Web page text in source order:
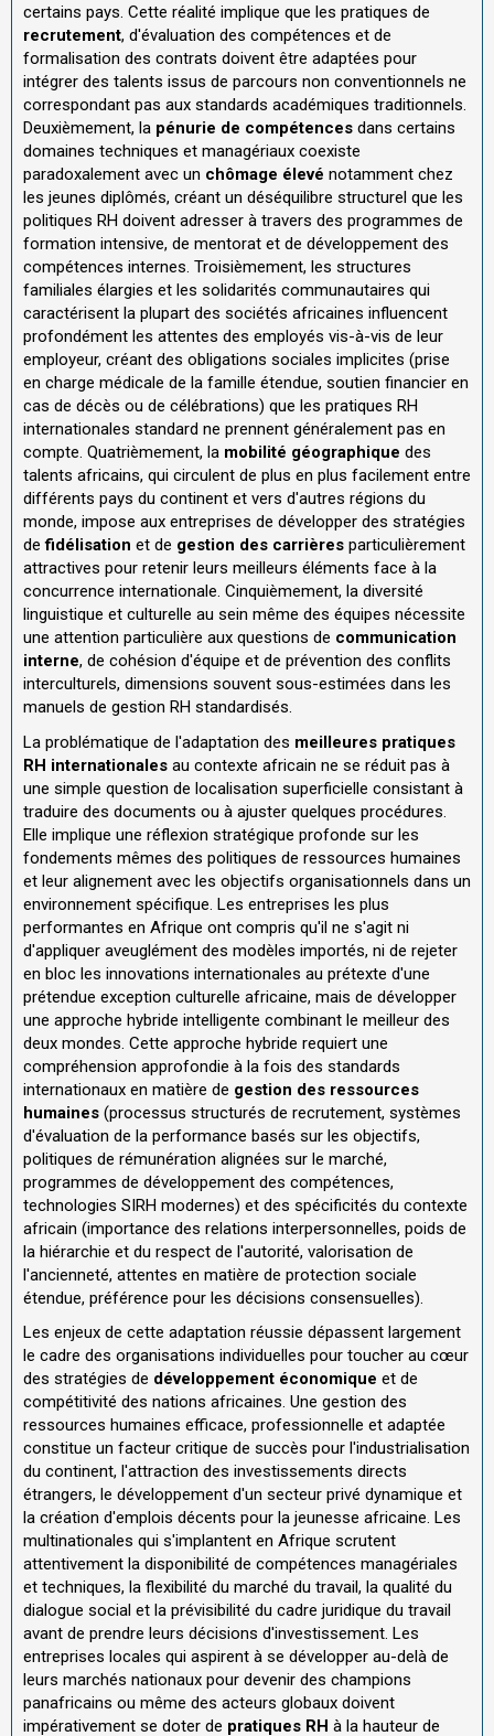
certains pays. Cette réalité implique que les pratiques de
recrutement, d'évaluation des compétences et de
formalisation des contrats doivent être adaptées pour
intégrer des talents issus de parcours non conventionnels ne
correspondant pas aux standards académiques traditionnels.
Deuxièmement, la pénurie de compétences dans certains
domaines techniques et managériaux coexiste
paradoxalement avec un chômage élevé notamment chez
les jeunes diplômés, créant un déséquilibre structurel que les
politiques RH doivent adresser à travers des programmes de
formation intensive, de mentorat et de développement des
compétences internes. Troisièmement, les structures
familiales élargies et les solidarités communautaires qui
caractérisent la plupart des sociétés africaines influencent
profondément les attentes des employés vis-à-vis de leur
employeur, créant des obligations sociales implicites (prise
en charge médicale de la famille étendue, soutien financier en
cas de décès ou de célébrations) que les pratiques RH
internationales standard ne prennent généralement pas en
compte. Quatrièmement, la mobilité géographique des
talents africains, qui circulent de plus en plus facilement entre
différents pays du continent et vers d'autres régions du
monde, impose aux entreprises de développer des stratégies
defidélisation et de gestion des carrières particulièrement
attractives pour retenir leurs meilleurs éléments face à la
concurrence internationale. Cinquièmement, la diversité
linguistique et culturelle au sein même des équipes nécessite
une attention particulière aux questions de communication
interne, de cohésion d'équipe et de prévention des conflits
interculturels, dimensions souvent sous-estimées dans les
manuels de gestion RH standardisés.
La problématique de l'adaptation des meilleures pratiques
RH internationales au contexte africain ne se réduit pas à
une simple question de localisation superficielle consistant à
traduire des documents ou à ajuster quelques procédures.
Elle implique une réflexion stratégique profonde sur les
fondements mêmes des politiques de ressources humaines
et leur alignement avec les objectifs organisationnels dans un
environnement spécifique. Les entreprises les plus
performantes en Afrique ont compris qu'il ne s'agit ni
d'appliquer aveuglément des modèles importés, ni de rejeter
en bloc les innovations internationales au prétexte d'une
prétendue exception culturelle africaine, mais de développer
une approche hybride intelligente combinant le meilleur des
deux mondes. Cette approche hybride requiert une
compréhension approfondie à la fois des standards
internationaux en matière de gestion des ressources
humaines (processus structurés de recrutement, systèmes
d'évaluation de la performance basés sur les objectifs,
politiques de rémunération alignées sur le marché,
programmes de développement des compétences,
technologies SIRH modernes) et des spécificités du contexte
africain (importance des relations interpersonnelles, poids de
la hiérarchie et du respect de l'autorité, valorisation de
l'ancienneté, attentes en matière de protection sociale
étendue, préférence pour les décisions consensuelles).
Les enjeux de cette adaptation réussie dépassent largement
le cadre des organisations individuelles pour toucher au cœur
des stratégies de développement économique et de
compétitivité des nations africaines. Une gestion des
ressources humaines efficace, professionnelle et adaptée
constitue un facteur critique de succès pour l'industrialisation
du continent, l'attraction des investissements directs
étrangers, le développement d'un secteur privé dynamique et
la création d'emplois décents pour la jeunesse africaine. Les
multinationales qui s'implantent en Afrique scrutent
attentivement la disponibilité de compétences managériales
et techniques, la flexibilité du marché du travail, la qualité du
dialogue social et la prévisibilité du cadre juridique du travail
avant de prendre leurs décisions d'investissement. Les
entreprises locales qui aspirent à se développer au-delà de
leurs marchés nationaux pour devenir des champions
panafricains ou même des acteurs globaux doivent
impérativement se doter de pratiques RH à la hauteur de